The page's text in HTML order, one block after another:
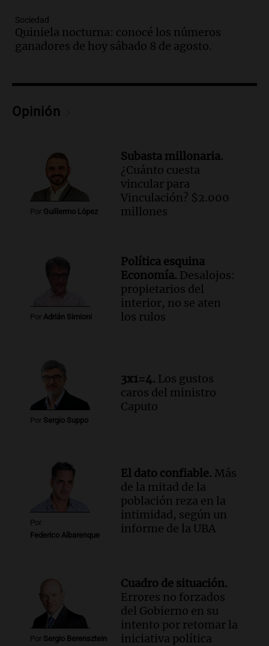
Episodios
Audio.Una nutricionista derribó el mito
del desayuno ideal: qué alimentos
Episodios
Audio.Mateo, a los 25 años, lucha
contra el tiempo: necesita un trasplante
para poder seguir viviend
Estiman que la inflación nacional
de julio será menor al 2,9% registrado
en CABA
Una mañana para todos
Episodios
Una mañana para todos
Episodios
Audio.Chile planteó mejorar la
conectividad fronteriza, aérea y digital
con Jujuy
Sociedad
Quiniela nocturna: conocé los números
ganadores de hoy sábado 8 de agosto.
Opinión
Por Guillermo López
Subasta millonaria.
¿Cuánto cuesta
vincular para
Vinculación? $2.000
millones
Por Adrián Simioni
Política esquina
Economía. Desalojos:
propietarios del
interior, no se aten
los rulos
Por Sergio Suppo
3x1=4. Los gustos
caros del ministro
Caputo
Por
Federico Albarenque
El dato confiable. Más
de la mitad de la
población reza en la
intimidad, según un
informe de la UBA
Por Sergio Berensztein
Cuadro de situación.
Errores no forzados
del Gobierno en su
intento por retomar la
iniciativa política